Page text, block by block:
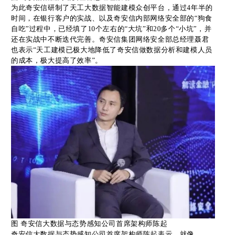
为此奇安信研制了天工大数据智能建模众创平台，通过4年半的
时间，在银行客户的实战、以及奇安信内部网络安全部的“狗食
自吃”过程中，已经填了10个左右的“大坑”和20多个“小坑”，并
还在实战中不断迭代完善。奇安信集团网络安全部总经理聂君
也表示“天工建模已极大地降低了奇安信做数据分析和建模人员
的成本，极大提高了效率”。
图 奇安信大数据与态势感知公司首席架构师陈起